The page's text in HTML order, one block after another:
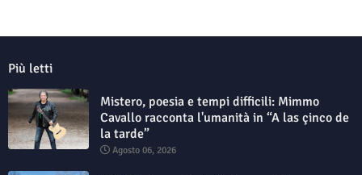
Più letti
Mistero, poesia e tempi difficili: Mimmo
Cavallo racconta l'umanità in “A las çinco de
la tarde”
Agosto 06, 2026